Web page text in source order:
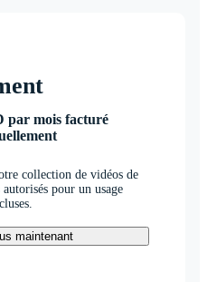
par mois facturé
collection de vidéos de
pour un usage
maintenant